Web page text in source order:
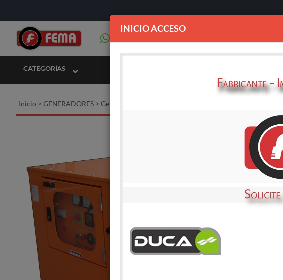
CATEGORÍAS
Inicio > GENERADORES > Generadores DIESEL
INICIO ACCESO